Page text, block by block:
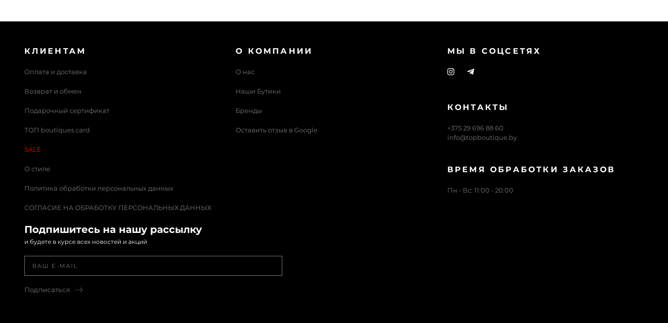
КЛИЕНТАМ
Оплата и доставка
Возврат и обмен
Подарочный сертификат
ТОП boutiques card
SALE
О стиле
Политика обработки персональных данных
СОГЛАСИЕ НА ОБРАБОТКУ ПЕРСОНАЛЬНЫХ ДАННЫХ
О КОМПАНИИ
О нас
Наши Бутики
Бренды
Оставить отзыв в Google
МЫ В СОЦСЕТЯХ
КОНТАКТЫ
+375 29 696 88 60
info@topboutique.by
ВРЕМЯ ОБРАБОТКИ ЗАКАЗОВ
Пн - Вс: 11:00 - 20:00
Подпишитесь на нашу рассылку
и будете в курсе всех новостей и акций
Подписаться